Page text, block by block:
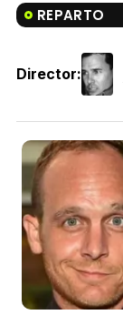
REPARTO
Director: